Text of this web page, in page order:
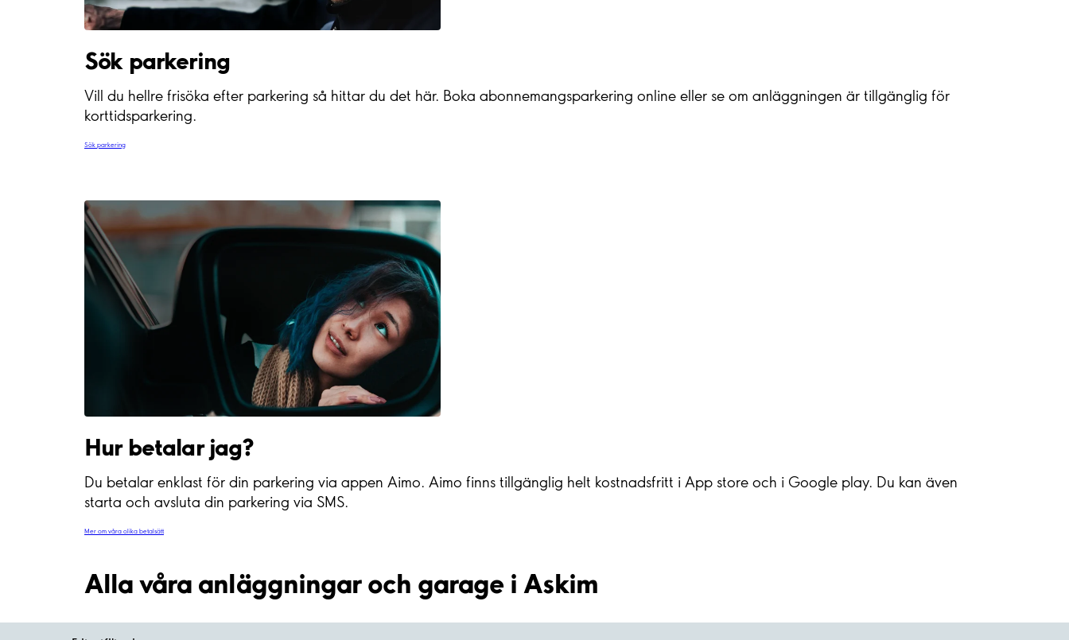
Sök parkering
Vill du hellre frisöka efter parkering så hittar du det här. Boka abonnemangsparkering online eller se om anläggningen är tillgänglig för
korttidsparkering.
Sök parkering
Hur betalar jag?
Du betalar enklast för din parkering via appen Aimo. Aimo finns tillgänglig helt kostnadsfritt i App store och i Google play. Du kan även
starta och avsluta din parkering via SMS.
Mer om våra olika betalsätt
Alla våra anläggningar och garage i Askim